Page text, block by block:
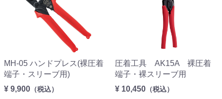
MH-05 ハンドプレス(裸圧着
端子・スリーブ用)
¥ 9,900 （税込）
圧着工具 AK15A 裸圧着
端子・裸スリーブ用
¥ 10,450 （税込）